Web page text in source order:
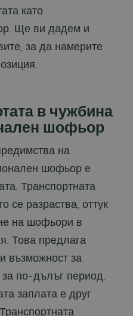
като
Ще ви дадем и
за да намерите
в чужбина
шофьор
на
шофьор е
Транспортната
се разраства, оттук
на шофьори в
Това предлага
възможност за
за по-дълъг период.
заплата е друг